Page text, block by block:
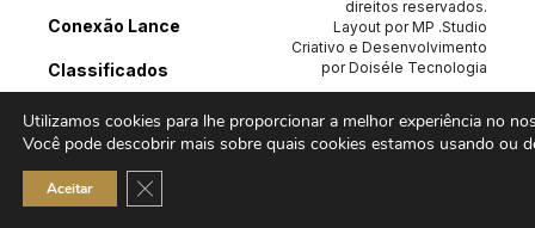
Conexão Lance
Classificados
Contato
direitos reservados.
Layout porMP .Studio
Criativo e Desenvolvimento
porDoiséle Tecnologia
Utilizamos cookies para lhe proporcionar a melhor experiência no
Você pode descobrir mais sobre quais cookies estamos usando ou
Aceitar Close GDPR Cookie Banner